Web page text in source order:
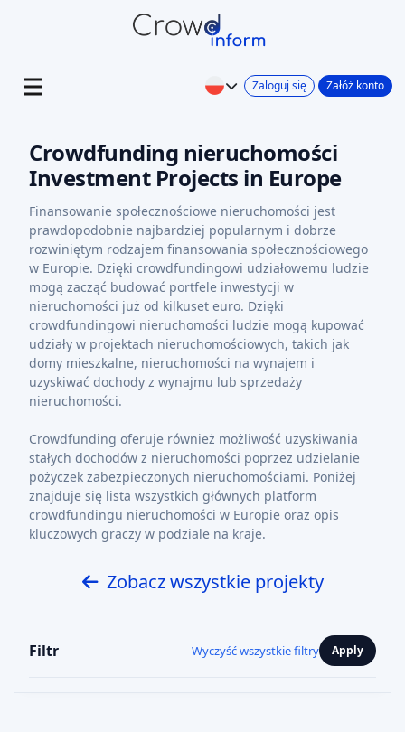
Zaloguj się Załóż konto
Crowdfunding nieruchomości
Investment Projects in Europe
Finansowanie społecznościowe nieruchomości jest
prawdopodobnie najbardziej popularnym i dobrze
rozwiniętym rodzajem finansowania społecznościowego
w Europie. Dzięki crowdfundingowi udziałowemu ludzie
mogą zacząć budować portfele inwestycji w
nieruchomości już od kilkuset euro. Dzięki
crowdfundingowi nieruchomości ludzie mogą kupować
udziały w projektach nieruchomościowych, takich jak
domy mieszkalne, nieruchomości na wynajem i
uzyskiwać dochody z wynajmu lub sprzedaży
nieruchomości.
Crowdfunding oferuje również możliwość uzyskiwania
stałych dochodów z nieruchomości poprzez udzielanie
pożyczek zabezpieczonych nieruchomościami. Poniżej
znajduje się lista wszystkich głównych platform
crowdfundingu nieruchomości w Europie oraz opis
kluczowych graczy w podziale na kraje.
Zobacz wszystkie projekty
Filtr Wyczyść wszystkie filtry Apply